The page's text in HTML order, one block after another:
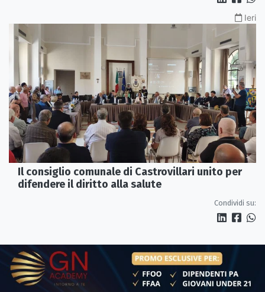
Ieri
Il consiglio comunale di Castrovillari unito per
difendere il diritto alla salute
Condividi su: